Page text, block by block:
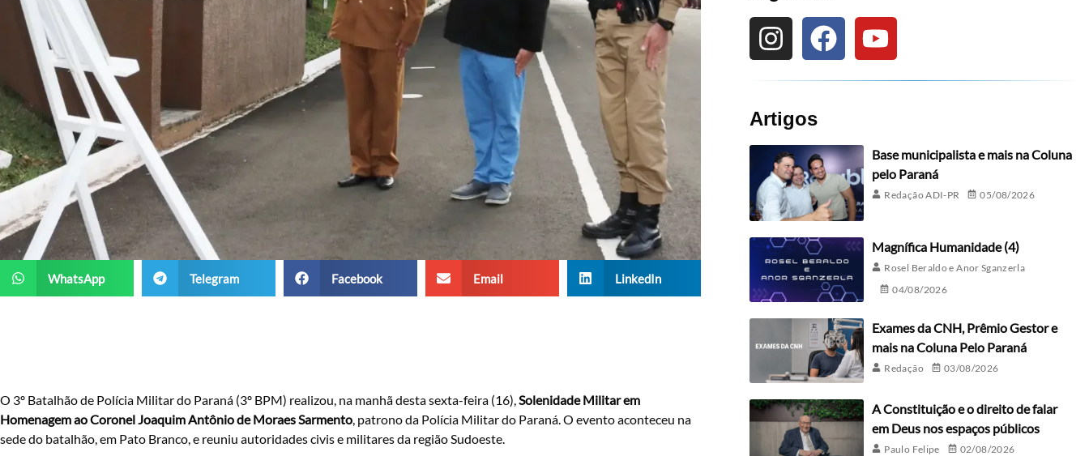
WhatsApp Telegram Facebook Email LinkedIn
O 3º Batalhão de Polícia Militar do Paraná (3º BPM) realizou, na manhã desta sexta-feira (16),Solenidade Militar em
Homenagem ao Coronel Joaquim Antônio de Moraes Sarmento, patrono da Polícia Militar do Paraná. O evento aconteceu na
sede do batalhão, em Pato Branco, e reuniu autoridades civis e militares da região Sudoeste.
Artigos
Base municipalista e mais na Coluna
pelo Paraná
Redação ADI-PR 05/08/2026
Magnífica Humanidade (4)
Rosel Beraldo e Anor Sganzerla
04/08/2026
Exames da CNH, Prêmio Gestor e
mais na Coluna Pelo Paraná
Redação 03/08/2026
A Constituição e o direito de falar
em Deus nos espaços públicos
Paulo Felipe 02/08/2026